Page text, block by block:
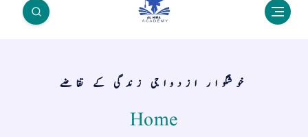
اک نسخہ کیمیا ساتھ لایا
خوشگوار ازدواجی زندگی کے تقاضے
Home